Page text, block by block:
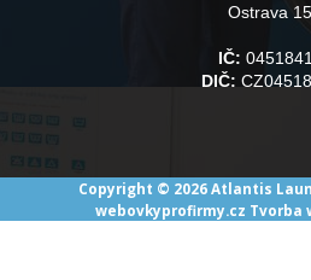
Ostrava 15
IČ:
DIČ:
Copyright © 2026 Atlantis
webovkyprofirmy.cz Tvorba